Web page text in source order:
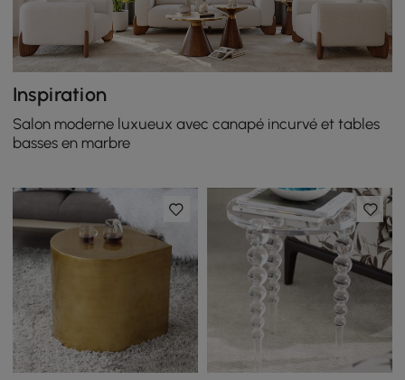
Inspiration
Salon moderne luxueux avec canapé incurvé et tables
basses en marbre